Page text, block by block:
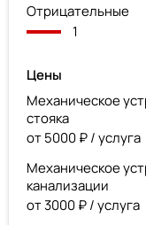
Отрицательные
1
Цены
Механическое
стояка
от 5000 ₽ / услуга
Механическое
канализации
от 3000 ₽ / услуга